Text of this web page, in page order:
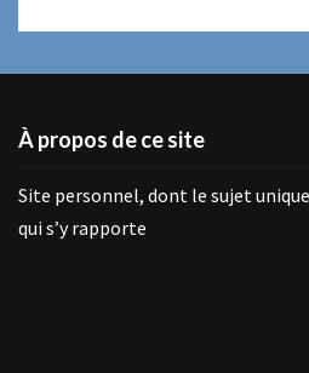
À propos de ce site
Site personnel, dont le sujet
qui s’y rapporte